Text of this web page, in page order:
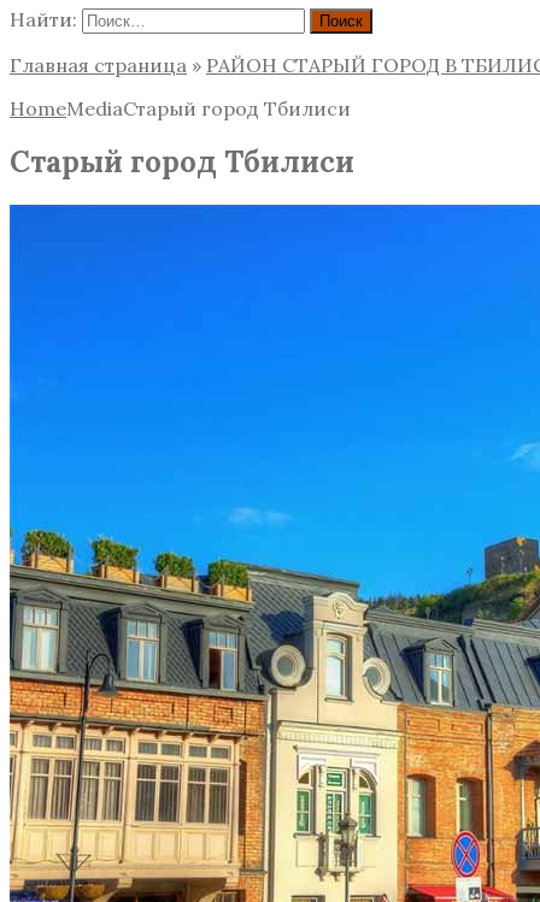
Найти:
Главная страница » РАЙОН СТАРЫЙ ГОРОД В
HomeMediaСтарый город Тбилиси
Старый город Тбилиси